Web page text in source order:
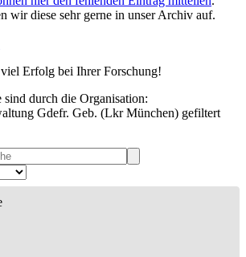
wir diese sehr gerne in unser Archiv auf.
Erfolg bei Ihrer Forschung!
sind durch die Organisation:
Gdefr. Geb. (Lkr München) gefiltert